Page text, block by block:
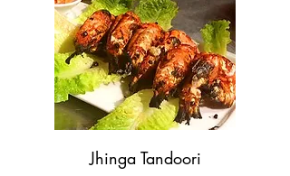
Jhinga Tandoori